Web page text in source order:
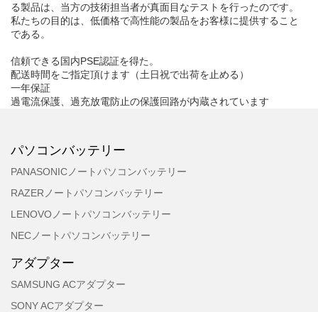
る製品は、当方の技術担当者が真面目なテストを行ったのです。
私たちの目的は、低価格で高性能の製品をお客様に提供すること
である。
信頼できる国内PSE認証を得た。
配送時間をご指定頂けます（土日祝で出荷を止める）
一年保証
過電流保護、過充放電防止の保護回路が内蔵されています
パソコンバッテリー
PANASONICノートパソコンバッテリー
RAZERノートパソコンバッテリー
LENOVOノートパソコンバッテリー
NECノートパソコンバッテリー
アダプター
SAMSUNG ACアダプター
SONY ACアダプター